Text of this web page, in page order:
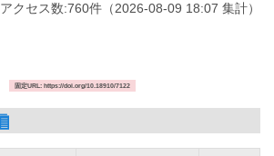
アクセス数:760件 （2026-08-09 18:07 集計）
固定URL: https://doi.org/10.18910/7122